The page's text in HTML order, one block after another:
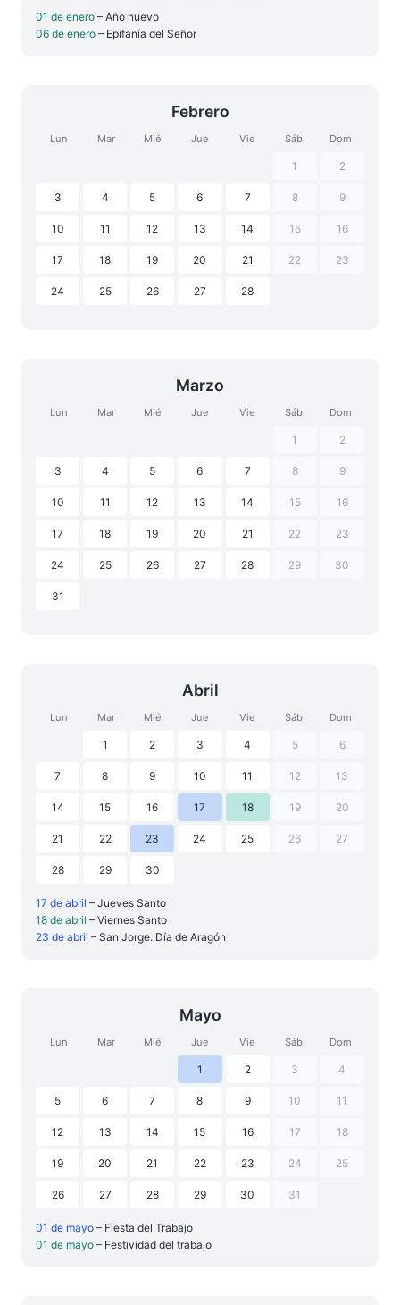
01 de enero – Año nuevo
06 de enero – Epifanía del Señor
Febrero
Lun Mar Mié Jue Vie Sáb Dom
1 2
3 4 5 6 7 8 9
10 11 12 13 14 15 16
17 18 19 20 21 22 23
24 25 26 27 28
Marzo
Lun Mar Mié Jue Vie Sáb Dom
1 2
3 4 5 6 7 8 9
10 11 12 13 14 15 16
17 18 19 20 21 22 23
24 25 26 27 28 29 30
31
Abril
Lun Mar Mié Jue Vie Sáb Dom
1 2 3 4 5 6
7 8 9 10 11 12 13
14 15 16 17 18 19 20
21 22 23 24 25 26 27
28 29 30
17 de abril – Jueves Santo
18 de abril – Viernes Santo
23 de abril – San Jorge. Día de Aragón
Mayo
Lun Mar Mié Jue Vie Sáb Dom
1 2 3 4
5 6 7 8 9 10 11
12 13 14 15 16 17 18
19 20 21 22 23 24 25
26 27 28 29 30 31
01 de mayo – Fiesta del Trabajo
01 de mayo – Festividad del trabajo